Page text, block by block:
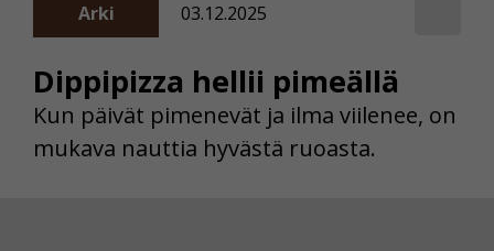
Dippipizza hellii pimeällä
Arki 03.12.2025
Kun päivät pimenevät ja ilma viilenee, on
mukava nauttia hyvästä ruoasta.